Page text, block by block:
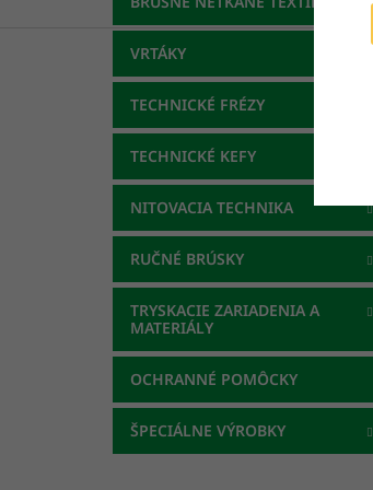
VRTÁKY
TECHNICKÉ FRÉZY
TECHNICKÉ KEFY
NITOVACIA TECHNIKA
RUČNÉ BRÚSKY
TRYSKACIE ZARIADENIA A
MATERIÁLY
OCHRANNÉ POMÔCKY
ŠPECIÁLNE VÝROBKY